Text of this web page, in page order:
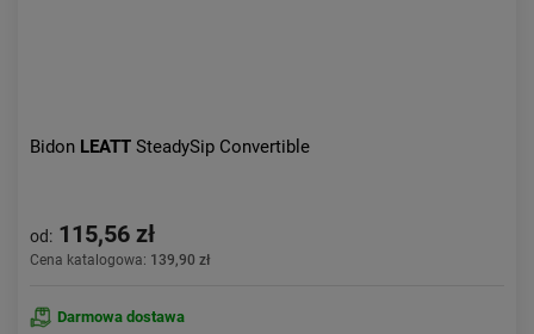
Bidon LEATT SteadySip Convertible
od: 115,56 zł
Cena katalogowa: 139,90 zł
Darmowa dostawa